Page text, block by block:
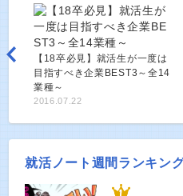
【18卒必見】就活生が一度は
目指すべき企業BEST3～全14
業種～
2016.07.22
就活ノート週間ランキン